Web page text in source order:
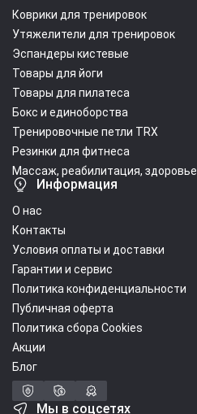
Коврики для тренировок
Утяжелители для тренировок
Эспандеры кистевые
Товары для йоги
Товары для пилатеса
Бокс и единоборства
Тренировочные петли TRX
Резинки для фитнеса
Массаж, реабилитация, здоровье
Информация
О нас
Контакты
Условия оплаты и доставки
Гарантии и сервис
Политика конфиденциальности
Публичная оферта
Политика сбора Cookies
Акции
Блог
Мы в соцсетях